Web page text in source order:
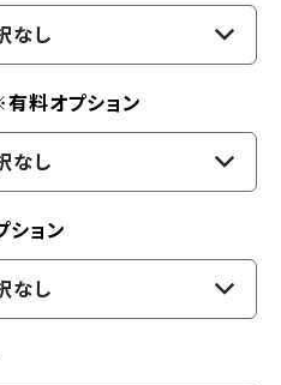
なし
有料オプション
なし
ション
なし